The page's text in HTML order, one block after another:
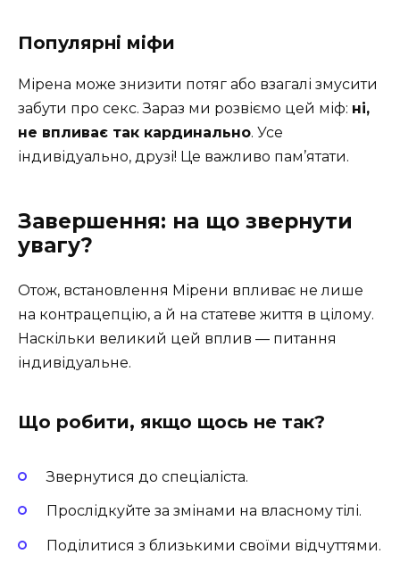
Популярні міфи
Мірена може знизити потяг або взагалі змусити
забути про секс. Зараз ми розвіємо цей міф: ні,
не впливає так кардинально. Усе
індивідуально, друзі! Це важливо пам’ятати.
Завершення: на що звернути
увагу?
Отож, встановлення Мірени впливає не лише
на контрацепцію, а й на статеве життя в цілому.
Наскільки великий цей вплив — питання
індивідуальне.
Що робити, якщо щось не так?
Звернутися до спеціаліста.
Прослідкуйте за змінами на власному тілі.
Поділитися з близькими своїми відчуттями.